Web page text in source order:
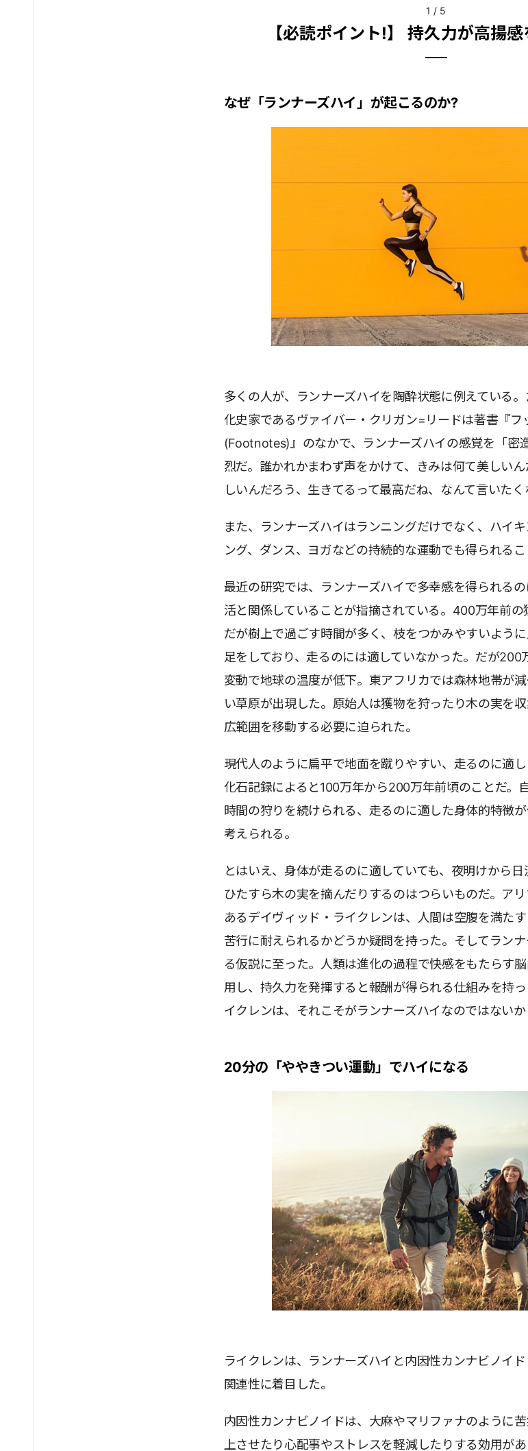
1 / 5
【必読ポイント!】 持久力が高揚
なぜ「ランナーズハイ」が起こるのか?
多くの人が、ランナーズハイを陶酔状態に例えている
化史家であるヴァイバー・クリガン=リードは著書『フ
(Footnotes)』のなかで、ランナーズハイの感覚を「密
烈だ。誰かれかまわず声をかけて、きみは何て美しい
しいんだろう、生きてるって最高だね、なんて言いたく
また、ランナーズハイはランニングだけでなく、ハイ
ング、ダンス、ヨガなどの持続的な運動でも得られるこ
最近の研究では、ランナーズハイで多幸感を得られる
活と関係していることが指摘されている。400万年前
だが樹上で過ごす時間が多く、枝をつかみやすいよう
足をしており、走るのには適していなかった。だが200
変動で地球の温度が低下。東アフリカでは森林地帯が
い草原が出現した。原始人は獲物を狩ったり木の実を収
広範囲を移動する必要に迫られた。
現代人のように扁平で地面を蹴りやすい、走るのに適し
化石記録によると100万年から200万年前頃のことだ。
時間の狩りを続けられる、走るのに適した身体的特徴
考えられる。
とはいえ、身体が走るのに適していても、夜明けから日
ひたすら木の実を摘んだりするのはつらいものだ。ア
あるデイヴィッド・ライクレンは、人間は空腹を満た
苦行に耐えられるかどうか疑問を持った。そしてラン
る仮説に至った。人類は進化の過程で快感をもたらす
用し、持久力を発揮すると報酬が得られる仕組みを持
イクレンは、それこそがランナーズハイなのではないか
20分の「ややきつい運動」でハイになる
ライクレンは、ランナーズハイと内因性カンナビノイ
関連性に着目した。
内因性カンナビノイドは、大麻やマリファナのように
上させたり心配事やストレスを軽減したりする効用が